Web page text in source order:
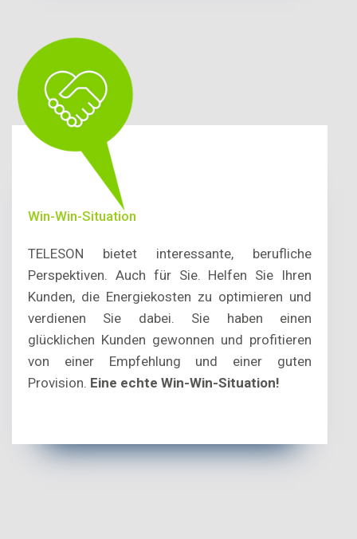
Win-Win-Situation
TELESON bietet interessante, berufliche
Perspektiven. Auch für Sie. Helfen Sie Ihren
Kunden, die Energiekosten zu optimieren und
verdienen Sie dabei. Sie haben einen
glücklichen Kunden gewonnen und profitieren
von einer Empfehlung und einer guten
Provision. Eine echte Win-Win-Situation!